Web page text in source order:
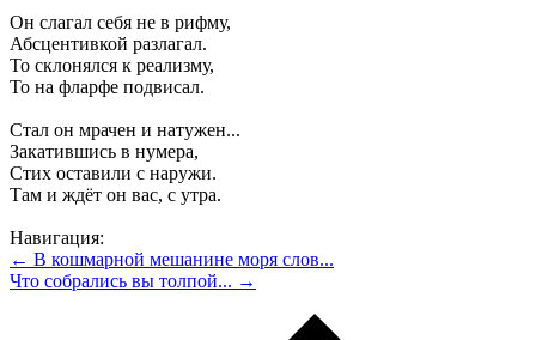
Он слагал себя не в рифму,
Абсцентивкой разлагал.
То склонялся к реализму,
То на фларфе подвисал.
Стал он мрачен и натужен...
Закатившись в нумера,
Стих оставили с наружи.
Там и ждёт он вас, с утра.
Навигация:
← В кошмарной мешанине моря слов...
Что собрались вы толпой... →